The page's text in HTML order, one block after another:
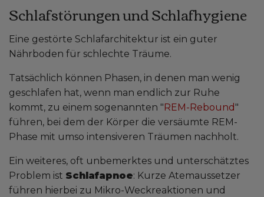
Schlafstörungen und Schlafhygiene
Eine gestörte Schlafarchitektur ist ein guter
Nährboden für schlechte Träume.
Tatsächlich können Phasen, in denen man wenig
geschlafen hat, wenn man endlich zur Ruhe
kommt, zu einem sogenannten "REM-Rebound "
führen, bei dem der Körper die versäumte REM-
Phase mit umso intensiveren Träumen nachholt.
Ein weiteres, oft unbemerktes und unterschätztes
Problem ist Schlafapnoe: Kurze Atemaussetzer
führen hierbei zu Mikro-Weckreaktionen und